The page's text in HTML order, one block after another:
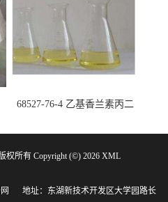
68527-76-4 乙基香兰素丙二
剂 -香精香料 -鼎信通李杰
权所有 Copyright (©) 2026 XML
地址：东湖新技术开发区大学园路长